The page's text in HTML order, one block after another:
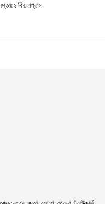
কিলোগ্রাম